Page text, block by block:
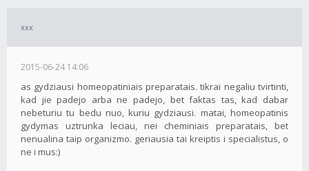
xxx
2015-06-24 14:06
as gydziausi homeopatiniais preparatais. tikrai negaliu tvirtinti,
kad jie padejo arba ne padejo, bet faktas tas, kad dabar
nebeturiu tu bedu nuo, kuriu gydziausi. matai, homeopatinis
gydymas uztrunka leciau, nei cheminiais preparatais, bet
nenualina taip organizmo. geriausia tai kreiptis i specialistus, o
ne i mus:)